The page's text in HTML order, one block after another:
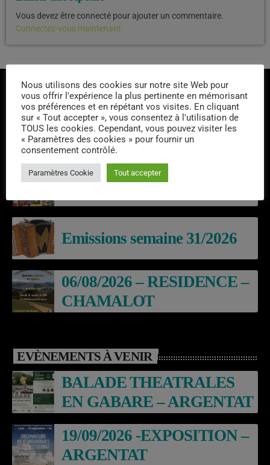
Vous devez être connecté pour ajouter un commentaire.
Connectez-vous maintenant
DERNIERS PODCASTS
Laroq’En Fête
Emissions semaine 31/2026
06/08/2026 – RESIDENCE –
CHAMALOT
EVÈNEMENTS À VENIR
BALADE THEATRALES
EN GABARE – ARGENTAT
19/09/2026 -EXPOSITION –
ARGENTAT
Nous utilisons des cookies sur notre site Web pour
vous offrir l'expérience la plus pertinente en mémorisant
vos préférences et en répétant vos visites. En cliquant
sur « Tout accepter », vous consentez à l'utilisation de
TOUS les cookies. Cependant, vous pouvez visiter les
« Paramètres des cookies » pour fournir un
consentement contrôlé.
Paramètres Cookie Tout accepter